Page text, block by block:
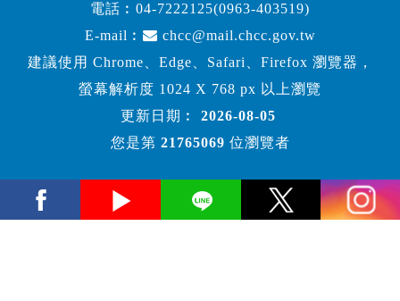
電話︰ 04-7222125(0963-403519)
E-mail︰
chcc@mail.chcc.gov.tw
建議使用 Chrome、Edge、Safari、Firefox 瀏覽器，
螢幕解析度 1024 X 768 px 以上瀏覽
更新日期︰
2026-08-05
您是第 21765069 位瀏覽者